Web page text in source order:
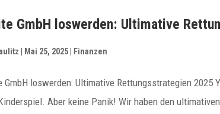
GmbH loswerden: Ultimative
Mai 25, 2025 Finanzen
GmbH loswerden: Ultimative Rettungsstrategien 2025
Aber keine Panik! Wir haben den